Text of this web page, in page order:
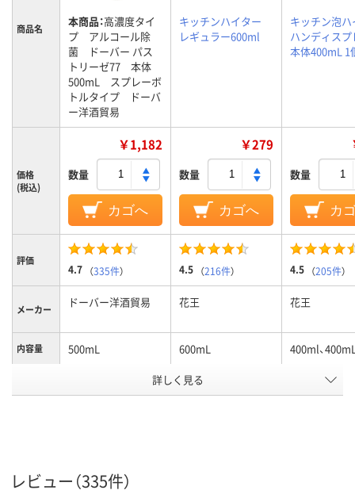
商品名 本商品：高濃度タイ
プ アルコール除
菌 ドーバー パス
トリーゼ77 本体
500mL スプレーボ
トルタイプ ドーバ
ー洋酒貿易
キッチンハイター
レギュラー600ml
キッチン泡
ハンディスプ
本体400mL 1
価格
(税込)
￥1,182
数量
カゴへ
￥279
数量
カゴへ
数量
カ
評価
4.7 （335件） 4.5 （216件） 4.5 （205件）
メーカー ドーバー洋酒貿易 花王 花王
内容量 500mL 600mL 400ml、
アルカリ性 アルカリ性
詳しく見る
レビュー（335件）